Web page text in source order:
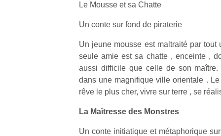
Le Mousse et sa Chatte
Un conte sur fond de piraterie
Un jeune mousse est maltraité par
seule amie est sa chatte , enceinte ,
aussi difficile que celle de son
dans une magnifique ville orientale .
rêve le plus cher, vivre sur terre , se
La Maîtresse des Monstres
Un conte initiatique et métaphorique